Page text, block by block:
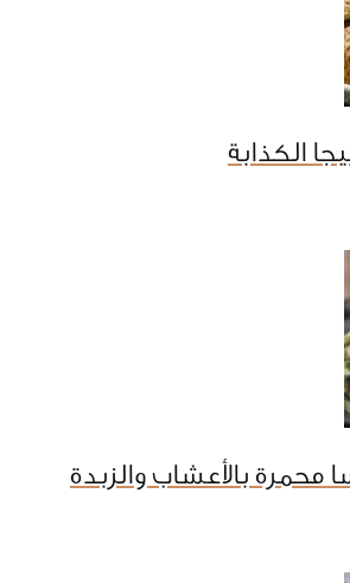
الكذابة
بالأعشاب والزبدة